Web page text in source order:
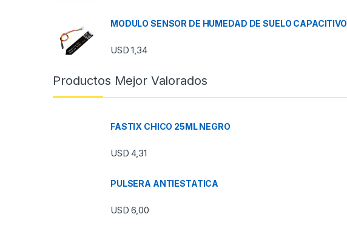
MODULO SENSOR DE HUMEDAD DE SUELO CAPACITIVO
USD 1,34
Productos Mejor Valorados
FASTIX CHICO 25ML NEGRO
USD 4,31
PULSERA ANTIESTATICA
USD 6,00